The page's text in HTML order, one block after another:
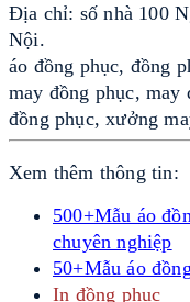
Địa chỉ: số nhà 100
Nội.
áo đồng phục, đồng
may đồng phục, may
đồng phục, xưởng
Xem thêm thông tin:
500+Mẫu áo
chuyên nghiệp
50+Mẫu áo
In đồng phục